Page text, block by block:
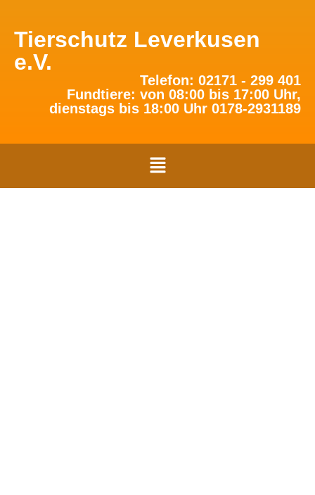
Tierschutz Leverkusen
e.V.
Telefon: 02171 - 299 401
Fundtiere: von 08:00 bis 17:00 Uhr,
dienstags bis 18:00 Uhr 0178-2931189